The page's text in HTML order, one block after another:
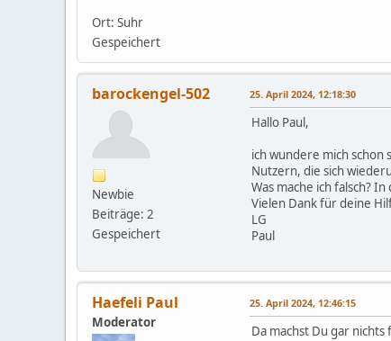
Ort: Suhr
Gespeichert
barockengel-502
Newbie
Beiträge: 2
Gespeichert
25. April 2024, 12:18:30
Hallo Paul,
ich wundere mich
Nutzern, die sich
Was mache ich falsch?
Vielen Dank für deine
LG
Paul
Haefeli Paul
Moderator
25. April 2024, 12:46:15
Da machst Du gar